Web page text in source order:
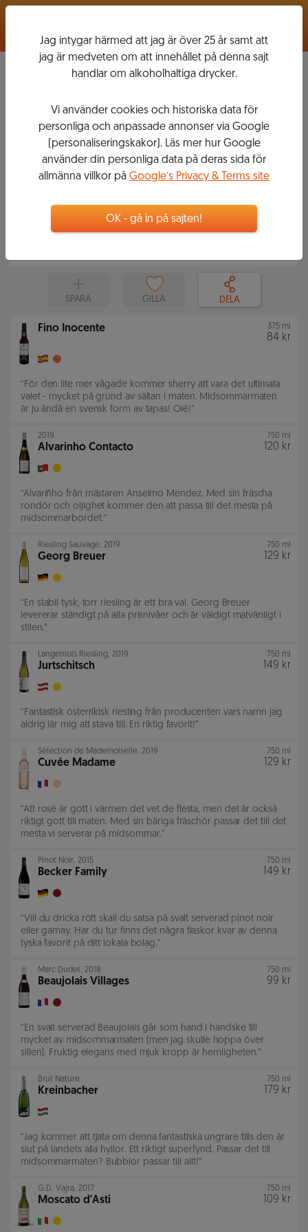
DRYCK TILL MIDSOMMARMATEN
2019-06-17 4 9
ANNA RÖNNGREN
Högtidernas högtid står för dörren - här är
drycken som passar till maten (oavsett
midsommarväder)
SPARA GILLA DELA
Fino Inocente 375 ml
84 kr
“För den lite mer vågade kommer sherry att vara det ultimata
valet - mycket på grund av sältan i maten. Midsommarmaten
är ju ändå en svensk form av tapas! Olé!”
2019
Alvarinho Contacto
750 ml
120 kr
“Alvariñho från mästaren Anselmo Mendez. Med sin fräscha
rondör och oljighet kommer den att passa till det mesta på
midsommarbordet.”
Riesling Sauvage, 2019
Georg Breuer
750 ml
129 kr
“En stabil tysk, torr riesling är ett bra val. Georg Breuer
levererar ständigt på alla prisnivåer och är väldigt matvänligt i
stilen.”
Langenlois Riesling, 2019
Jurtschitsch
750 ml
149 kr
“Fantastisk österrikisk riesling från producenten vars namn jag
aldrig lär mig att stava till. En riktig favorit!”
Sélection de Mademoiselle, 2019
Cuvée Madame
750 ml
129 kr
“Att rosé är gott i värmen det vet de flesta, men det är också
riktigt gott till maten. Med sin bäriga fräschör passar det till det
mesta vi serverar på midsommar.”
Pinot Noir, 2015
Becker Family
750 ml
149 kr
“Vill du dricka rött skall du satsa på svalt serverad pinot noir
eller gamay. Har du tur finns det några flaskor kvar av denna
tyska favorit på ditt lokala bolag.”
Marc Dudet, 2018
Beaujolais Villages
750 ml
99 kr
“En svalt serverad Beaujolais går som hand i handske till
mycket av midsommarmaten (men jag skulle hoppa över
sillen). Fruktig elegans med mjuk kropp är hemligheten.”
Brut Nature
Kreinbacher
750 ml
179 kr
“Jag kommer att tjata om denna fantastiska ungrare tills den är
slut på landets alla hyllor. Ett riktigt superfynd. Passar det till
midsommarmaten? Bubblor passar till allt!”
G.D. Vajra, 2017
Moscato d'Asti
750 ml
109 kr
Jag intygar härmed att jag är över 25 år samt att
jag är medveten om att innehållet på denna sajt
handlar om alkoholhaltiga drycker.
Vi använder cookies och historiska data för
personliga och anpassade annonser via Google
(personaliseringskakor). Läs mer hur Google
använder din personliga data på deras sida för
allmänna villkor på Google’s Privacy & Terms site
OK - gå in på sajten!